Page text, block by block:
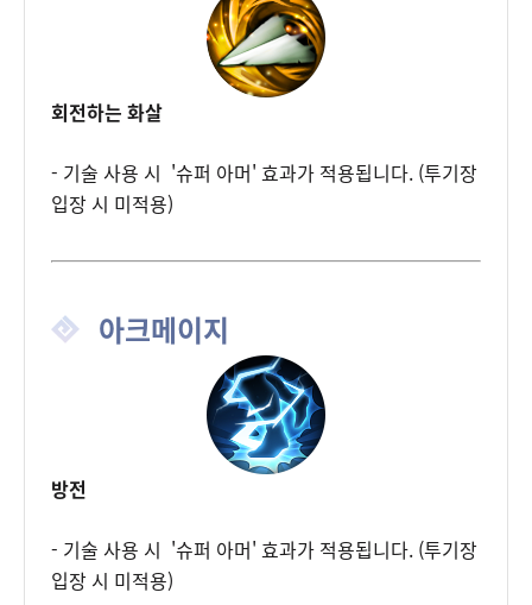
회전하는 화살
- 기술 사용 시 '슈퍼 아머' 효과가 적용됩니다. (투기장
입장 시 미적용)
아크메이지
방전
- 기술 사용 시 '슈퍼 아머' 효과가 적용됩니다. (투기장
입장 시 미적용)